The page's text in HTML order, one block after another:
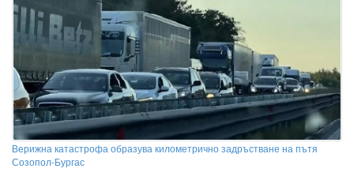
Верижна катастрофа образува километрично задръстване на пътя
Созопол-Бургас